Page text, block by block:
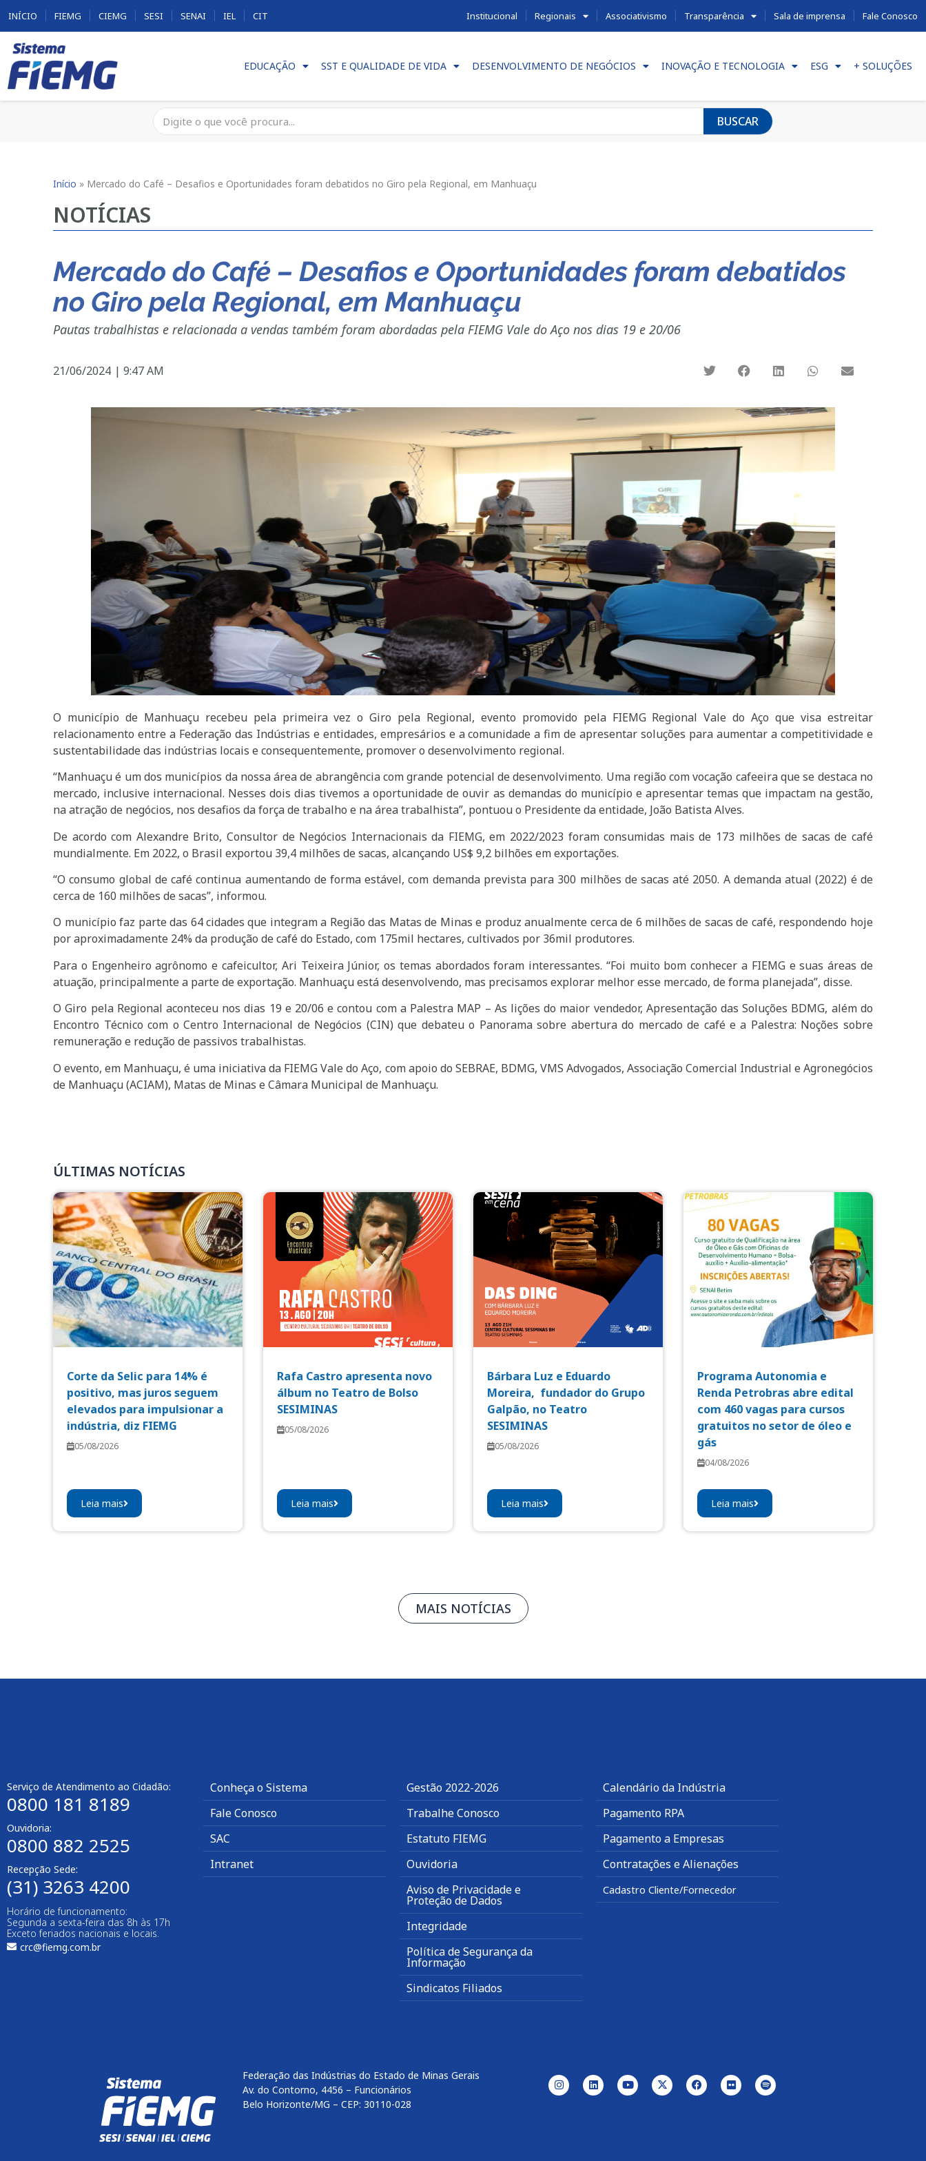
INÍCIO FIEMG CIEMG SESI SENAI IEL CIT Institucional Regionais Associativismo Transparência Sala de imprensa Fale Conosco
EDUCAÇÃO SST E QUALIDADE DE VIDA DESENVOLVIMENTO DE NEGÓCIOS INOVAÇÃO E TECNOLOGIA ESG + SOLUÇÕES
BUSCAR
Início » Mercado do Café – Desafios e Oportunidades foram debatidos no Giro pela Regional, em Manhuaçu
NOTÍCIAS
Mercado do Café – Desafios e Oportunidades foram debatidos
no Giro pela Regional, em Manhuaçu
Pautas trabalhistas e relacionada a vendas também foram abordadas pela FIEMG Vale do Aço nos dias 19 e 20/06
21/06/2024 | 9:47 AM
O município de Manhuaçu recebeu pela primeira vez o Giro pela Regional, evento promovido pela FIEMG Regional Vale do Aço que visa estreitar
relacionamento entre a Federação das Indústrias e entidades, empresários e a comunidade a fim de apresentar soluções para aumentar a competitividade e
sustentabilidade das indústrias locais e consequentemente, promover o desenvolvimento regional.
“Manhuaçu é um dos municípios da nossa área de abrangência com grande potencial de desenvolvimento. Uma região com vocação cafeeira que se destaca no
mercado, inclusive internacional. Nesses dois dias tivemos a oportunidade de ouvir as demandas do município e apresentar temas que impactam na gestão,
na atração de negócios, nos desafios da força de trabalho e na área trabalhista”, pontuou o Presidente da entidade, João Batista Alves.
De acordo com Alexandre Brito, Consultor de Negócios Internacionais da FIEMG, em 2022/2023 foram consumidas mais de 173 milhões de sacas de café
mundialmente. Em 2022, o Brasil exportou 39,4 milhões de sacas, alcançando US$ 9,2 bilhões em exportações.
“O consumo global de café continua aumentando de forma estável, com demanda prevista para 300 milhões de sacas até 2050. A demanda atual (2022) é de
cerca de 160 milhões de sacas”, informou.
O município faz parte das 64 cidades que integram a Região das Matas de Minas e produz anualmente cerca de 6 milhões de sacas de café, respondendo hoje
por aproximadamente 24% da produção de café do Estado, com 175mil hectares, cultivados por 36mil produtores.
Para o Engenheiro agrônomo e cafeicultor, Ari Teixeira Júnior, os temas abordados foram interessantes. “Foi muito bom conhecer a FIEMG e suas áreas de
atuação, principalmente a parte de exportação. Manhuaçu está desenvolvendo, mas precisamos explorar melhor esse mercado, de forma planejada”, disse.
O Giro pela Regional aconteceu nos dias 19 e 20/06 e contou com a Palestra MAP – As lições do maior vendedor, Apresentação das Soluções BDMG, além do
Encontro Técnico com o Centro Internacional de Negócios (CIN) que debateu o Panorama sobre abertura do mercado de café e a Palestra: Noções sobre
remuneração e redução de passivos trabalhistas.
O evento, em Manhuaçu, é uma iniciativa da FIEMG Vale do Aço, com apoio do SEBRAE, BDMG, VMS Advogados, Associação Comercial Industrial e Agronegócios
de Manhuaçu (ACIAM), Matas de Minas e Câmara Municipal de Manhuaçu.
ÚLTIMAS NOTÍCIAS
Corte da Selic para 14% é
positivo, mas juros seguem
elevados para impulsionar a
indústria, diz FIEMG
05/08/2026
Leia mais
Rafa Castro apresenta novo
álbum no Teatro de Bolso
SESIMINAS
05/08/2026
Leia mais
Bárbara Luz e Eduardo
Moreira, fundador do Grupo
Galpão, no Teatro
SESIMINAS
05/08/2026
Leia mais
Programa Autonomia e
Renda Petrobras abre edital
com 460 vagas para cursos
gratuitos no setor de óleo e
gás
04/08/2026
Leia mais
MAIS NOTÍCIAS
Serviço de Atendimento ao Cidadão:
0800 181 8189
Ouvidoria:
0800 882 2525​
Recepção Sede:
(31) 3263 4200
Horário de funcionamento:
Segunda a sexta-feira das 8h às 17h
Exceto feriados nacionais e locais.
crc@fiemg.com.br
Conheça o Sistema
Fale Conosco
SAC
Intranet
Gestão 2022-2026
Trabalhe Conosco
Estatuto FIEMG
Ouvidoria
Aviso de Privacidade e
Proteção de Dados
Integridade
Política de Segurança da
Informação
Sindicatos Filiados
Calendário da Indústria
Pagamento RPA
Pagamento a Empresas
Contratações e Alienações
Cadastro Cliente/Fornecedor
Federação das Indústrias do Estado de Minas Gerais
Av. do Contorno, 4456 – Funcionários
Belo Horizonte/MG – CEP: 30110-028